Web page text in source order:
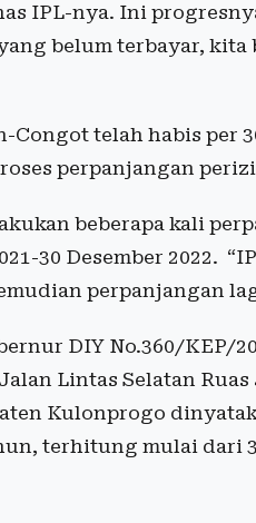
IPL-nya. Ini
belum terbayar,
Congot telah habis per
perpanjangan
beberapa kali
30 Desember 2022.
perpanjangan
DIY No.360/KEP/
Lintas Selatan
Kulonprogo
terhitung mulai dari